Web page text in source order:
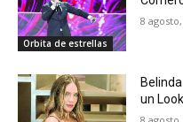
Orbita de estrellas
8
un